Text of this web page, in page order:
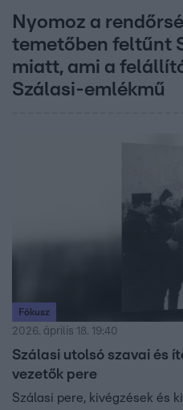
Nyomoz a
temetőben feltűnt
miatt, ami a
Szálasi-emlékmű
Fókusz
2026. április 18. 19:40
Szálasi utolsó szavai és
vezetők pere
Szálasi pere, kivégzések és